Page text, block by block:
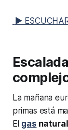
▶
La mañana
primas está
El gas